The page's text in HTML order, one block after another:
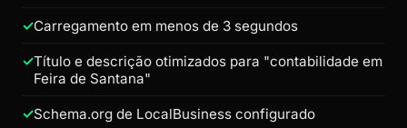
Carregamento em menos de 3 segundos
Título e descrição otimizados para "contabilidade em
Feira de Santana"
Schema.org de LocalBusiness configurado